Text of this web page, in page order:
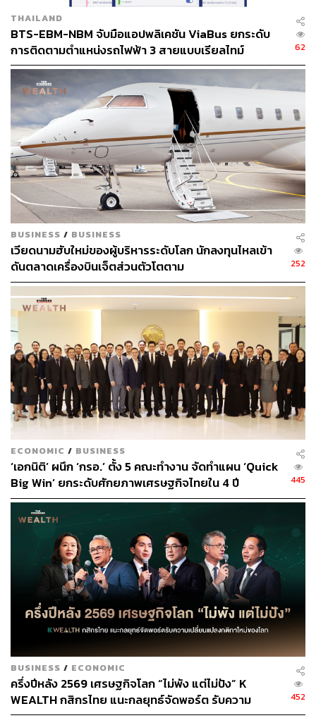
THAILAND
BTS-EBM-NBM จับมือแอปพลิเคชัน ViaBus ยกระดับ
การติดตามตำแหน่งรถไฟฟ้า 3 สายแบบเรียลไทม์
62
BUSINESS / BUSINESS
เวียดนามฮับใหม่ของผู้บริหารระดับโลก นักลงทุนไหลเข้า
ดันตลาดเครื่องบินเจ็ตส่วนตัวโตตาม
252
ECONOMIC / BUSINESS
‘เอกนิติ’ ผนึก ‘กรอ.’ ตั้ง 5 คณะทำงาน จัดทำแผน ‘Quick
Big Win’ ยกระดับศักยภาพเศรษฐกิจไทยใน 4 ปี
445
BUSINESS / ECONOMIC
ครึ่งปีหลัง 2569 เศรษฐกิจโลก “ไม่พัง แต่ไม่ปัง” K
WEALTH กสิกรไทย แนะกลยุทธ์จัดพอร์ต รับความ
452